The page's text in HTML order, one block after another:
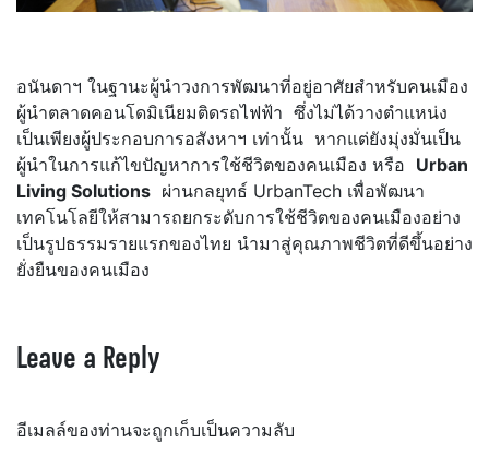
อนันดาฯ ในฐานะผู้นำวงการพัฒนาที่อยู่อาศัยสำหรับคนเมือง
ผู้นำตลาดคอนโดมิเนียมติดรถไฟฟ้า ซึ่งไม่ได้วางตำแหน่ง
เป็นเพียงผู้ประกอบการอสังหาฯ เท่านั้น หากแต่ยังมุ่งมั่นเป็น
ผู้นำในการแก้ไขปัญหาการใช้ชีวิตของคนเมือง หรือ Urban
Living Solutions ผ่านกลยุทธ์ UrbanTech เพื่อพัฒนา
เทคโนโลยีให้สามารถยกระดับการใช้ชีวิตของคนเมืองอย่าง
เป็นรูปธรรมรายแรกของไทย นำมาสู่คุณภาพชีวิตที่ดีขึ้นอย่าง
ยั่งยืนของคนเมือง
Leave a Reply
อีเมลล์ของท่านจะถูกเก็บเป็นความลับ